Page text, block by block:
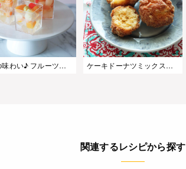
大人の味わい♪ フルーツカクテルのシャンパンゼリー ケーキドーナツミックスで作る サーターアンダギー
関連するレシピから探す